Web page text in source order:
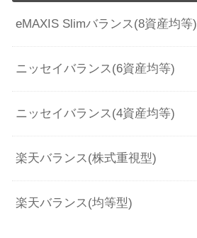
eMAXIS Slimバランス(8資産均等)
ニッセイバランス(6資産均等)
ニッセイバランス(4資産均等)
楽天バランス(株式重視型)
楽天バランス(均等型)